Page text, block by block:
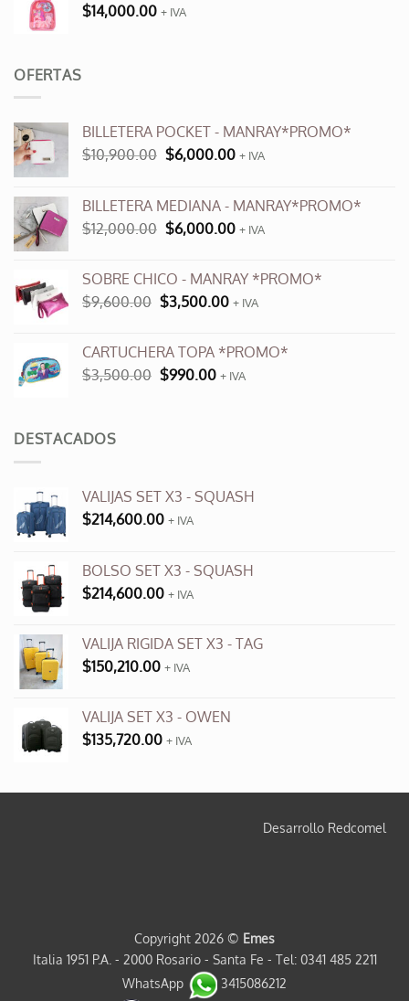
$14,000.00 + IVA
OFERTAS
BILLETERA POCKET - MANRAY*PROMO*
$10,900.00 El
era:
$10,900.00.
$6,000.00El
es:
$6,000.00.
+ IVA
BILLETERA MEDIANA - MANRAY*PROMO*
$12,000.00 El
era:
$12,000.00.
$6,000.00El
es:
$6,000.00.
+ IVA
SOBRE CHICO - MANRAY *PROMO*
$9,600.00 El
era:
$9,600.00.
$3,500.00El
es:
$3,500.00.
+ IVA
CARTUCHERA TOPA *PROMO*
$3,500.00 El
$990.00El+ IVA
DESTACADOS
VALIJAS SET X3 - SQUASH
$214,600.00 + IVA
BOLSO SET X3 - SQUASH
$214,600.00 + IVA
VALIJA RIGIDA SET X3 - TAG
$150,210.00 + IVA
VALIJA SET X3 - OWEN
$135,720.00 + IVA
Desarrollo Redcomel
Copyright 2026 © Emes
Italia 1951 P.A. - 2000 Rosario - Santa Fe - Tel: 0341 485 2211
WhatsApp
3415086212